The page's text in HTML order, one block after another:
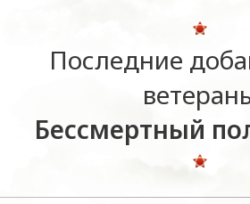
Последние
Бессмертный